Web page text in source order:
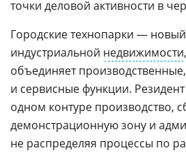
точки деловой активности в
Городские технопарки —
индустриальной недвижимости
объединяет
и сервисные функции.
одном контуре производство,
демонстрационную зону и
не распределяя процессы по